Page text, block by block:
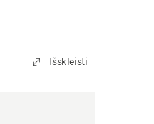
Išskleisti